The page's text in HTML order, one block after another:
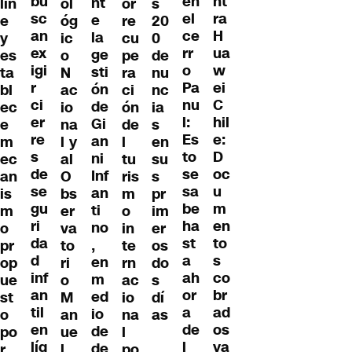
e
y
es
ta
bl
ec
e
m
ec
an
is
m
o
pr
op
ue
st
o
po
sc
an
ex
igi
r
ci
er
re
s
de
se
gu
ri
da
d
inf
an
til
en
líq
óg
ic
o
N
ac
io
na
l y
al
O
bs
er
va
to
ri
o
M
an
ue
e
la
ge
sti
ón
de
Gi
an
ni
Inf
an
ti
no
,
en
m
ed
io
de
re
cu
pe
ra
ci
ón
de
l
tu
ris
m
o
in
te
rn
ac
io
na
l
20
0
de
nu
nc
ia
s
en
su
s
pr
im
er
os
do
s
dí
as
el
ce
rr
o
Pa
nu
l:
Es
to
se
sa
be
ha
st
a
ah
or
a
de
l
ra
H
ua
w
ei
C
hil
e:
D
oc
u
m
en
to
s
co
br
ad
os
ya